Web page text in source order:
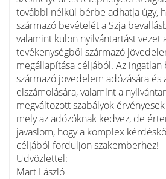
további nélkül bérbe adhatja úgy,
származó bevételét a Szja
valamint külön nyilvántartást vezet
tevékenységből származó
megállapítása céljából. Az
származó jövedelem adózására és
elszámolására, valamint a
megváltozott szabályok
mely az adózóknak kedvez, de
javaslom, hogy a komplex
céljából forduljon szakemberhez!
Üdvözlettel:
Mart László